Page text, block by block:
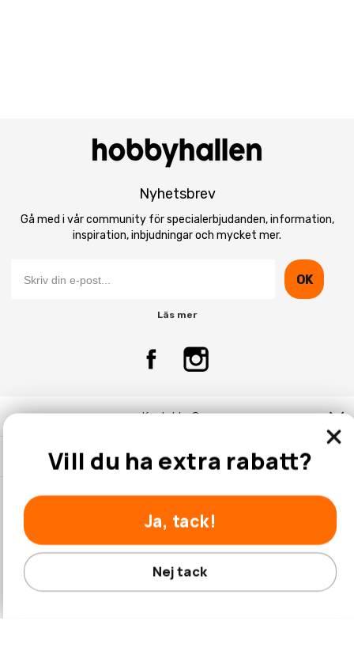
Nyhetsbrev
Gå med i vår community för specialerbjudanden, information,
inspiration, inbjudningar och mycket mer.
OK
Läs mer
Kontakta Oss
Kundtjänst
Vill du ha extra rabatt?
Ja, tack!
Nej tack